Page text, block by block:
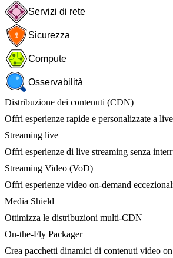
Servizi di rete
Sicurezza
Compute
Osservabilità
Distribuzione dei contenuti (CDN)
Offri esperienze rapide e personalizzate a
Streaming live
Offri esperienze di live streaming senza
Streaming Video (VoD)
Offri esperienze video on-demand
Media Shield
Ottimizza le distribuzioni multi-CDN
On-the-Fly Packager
Crea pacchetti dinamici di contenuti video